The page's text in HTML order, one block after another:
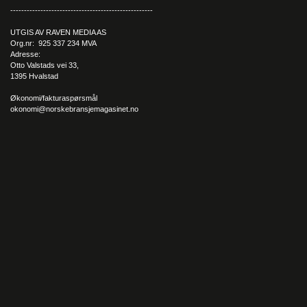
----------------------------------------------------
UTGIS AV RAVEN MEDIA AS
Org.nr: 925 337 234 MVA
Adresse:
Otto Valstads vei 33,
1395 Hvalstad
Økonomi/fakturaspørsmål
okonomi@norskebransjemagasinet.no